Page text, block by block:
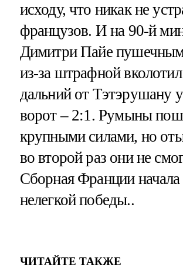
исходу, что никак не
французов. И на 90-й
Димитри Пайе
из-за штрафной
дальний от Тэтэрушану
ворот – 2:1. Румыны
крупными силами, но
во второй раз они не
Сборная Франции
нелегкой победы..
ЧИТАЙТЕ ТАКЖЕ